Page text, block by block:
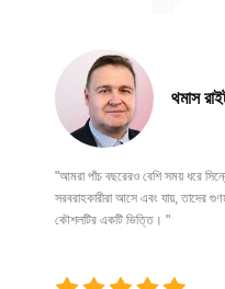
থমাস
"আমরা পাঁচ বছরেরও বেশি সময় ধরে
সরবরাহকারীরা আসে এবং যায়, তাদের
কৌশলটির একটি ভিত্তি। "